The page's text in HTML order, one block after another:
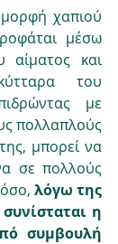
χαπιού
μέσω
αίματος και
του
με
πολλαπλούς
μπορεί να
σε πολλούς
λόγω της
η
συμβουλή